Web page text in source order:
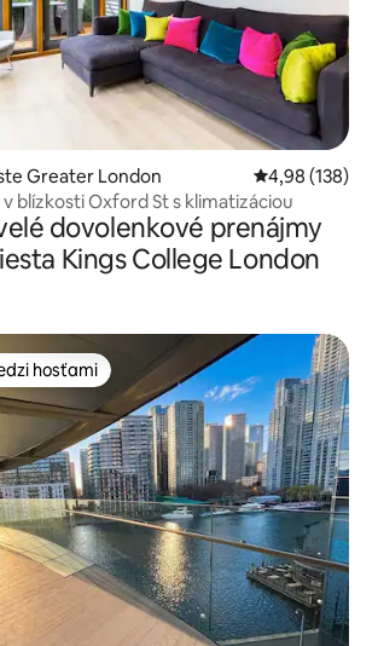
Greater London Priemerné
4,98 (138)
blízkosti Oxford St s klimatizáciou
dovolenkové prenájmy
Kings College London
medzi hosťami
hosťami